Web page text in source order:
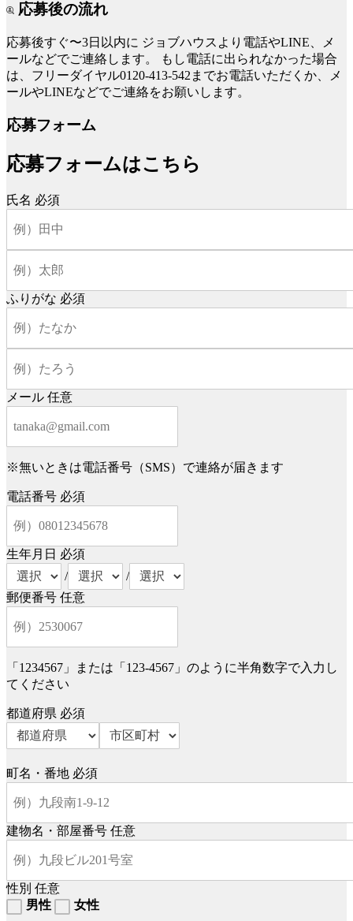
応募後の流れ
応募後すぐ〜3日以内に ジョブハウスより電話やLINE、メ
ールなどでご連絡します。
もし電話に出られなかった場合
は、フリーダイヤル0120-413-542までお電話いただくか、メ
ールやLINEなどでご連絡をお願いします。
応募フォーム
応募フォームはこちら
氏名 必須
ふりがな 必須
メール 任意
※無いときは電話番号（SMS）で連絡が届きます
電話番号 必須
生年月日 必須
/
/
郵便番号 任意
「1234567」または「123-4567」のように半角数字で入力し
てください
都道府県 必須
町名・番地 必須
建物名・部屋番号 任意
性別 任意
男性
女性